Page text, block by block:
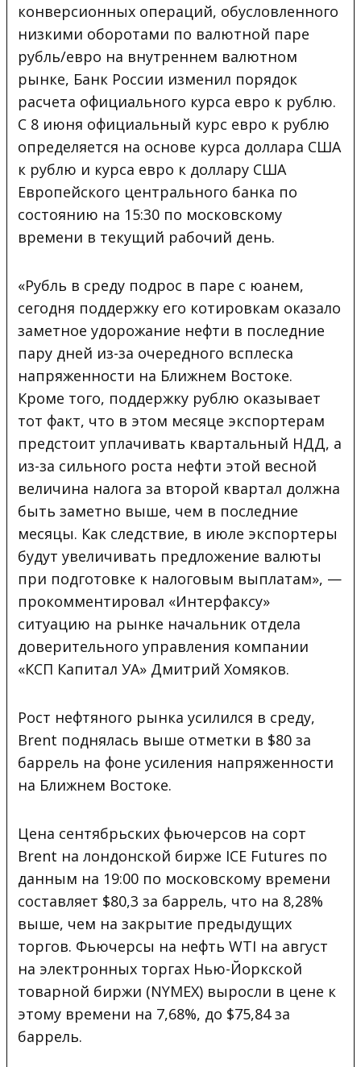
конверсионных операций, обусловленного
низкими оборотами по валютной паре
рубль/евро на внутреннем валютном
рынке, Банк России изменил порядок
расчета официального курса евро к рублю.
С 8 июня официальный курс евро к рублю
определяется на основе курса доллара США
к рублю и курса евро к доллару США
Европейского центрального банка по
состоянию на 15:30 по московскому
времени в текущий рабочий день.
«Рубль в среду подрос в паре с юанем,
сегодня поддержку его котировкам оказало
заметное удорожание нефти в последние
пару дней из-за очередного всплеска
напряженности на Ближнем Востоке.
Кроме того, поддержку рублю оказывает
тот факт, что в этом месяце экспортерам
предстоит уплачивать квартальный НДД, а
из-за сильного роста нефти этой весной
величина налога за второй квартал должна
быть заметно выше, чем в последние
месяцы. Как следствие, в июле экспортеры
будут увеличивать предложение валюты
при подготовке к налоговым выплатам», —
прокомментировал «Интерфаксу»
ситуацию на рынке начальник отдела
доверительного управления компании
«КСП Капитал УА» Дмитрий Хомяков.
Рост нефтяного рынка усилился в среду,
Brent поднялась выше отметки в $80 за
баррель на фоне усиления напряженности
на Ближнем Востоке.
Цена сентябрьских фьючерсов на сорт
Brent на лондонской бирже ICE Futures по
данным на 19:00 по московскому времени
составляет $80,3 за баррель, что на 8,28%
выше, чем на закрытие предыдущих
торгов. Фьючерсы на нефть WTI на август
на электронных торгах Нью-Йоркской
товарной биржи (NYMEX) выросли в цене к
этому времени на 7,68%, до $75,84 за
баррель.